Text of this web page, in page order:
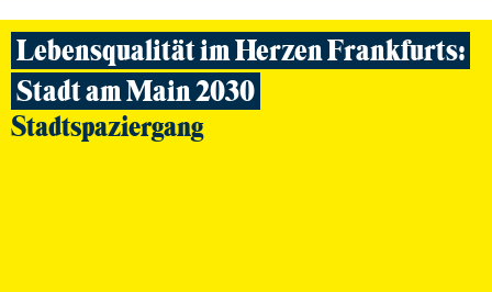
Lebensqualität im Herzen Frankfurts:
Stadt am Main 2030
Stadtspaziergang